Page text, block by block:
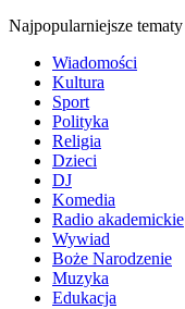
Najpopularniejsze tematy
Wiadomości
Kultura
Sport
Polityka
Religia
Dzieci
DJ
Komedia
Radio akademickie
Wywiad
Boże Narodzenie
Muzyka
Edukacja